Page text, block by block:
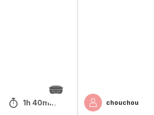
1h 40min chouchou